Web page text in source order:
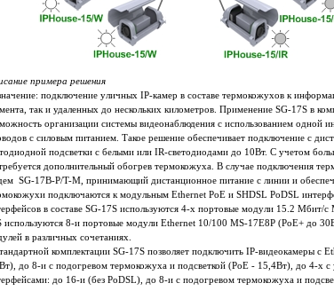
примера решения
подключение уличных IP-камер в составе термокожухов к
так и удаленных до нескольких километров. Применение SG-17S в
организации системы видеонаблюдения с использованием одной
с силовым питанием. Такое решение обеспечивает подключение с
подсветки с белыми или IR-светодиодами до 10Вт. С учетом
дополнительный обогрев термокожуха. В случае подключения
SG-17B-P/T-M, принимающий дистанционное питание с линии и
подключаются к модульным Ethernet PoE и SHDSL PoDSL
в составе SG-17S используются 4-х портовые модули 15.2 Мбит/
используются 8-и портовые модули Ethernet 10/100 MS-17E8P (PoE+ до
в различных сочетаниях.
комплектации SG-17S позволяет подключить IP-видеокамеры с
до 8-и с подогревом термокожуха и подсветкой (PoE - 15,4Вт), до 4-х
до 16-и (без PoDSL), до 8-и с подогревом термокожуха и